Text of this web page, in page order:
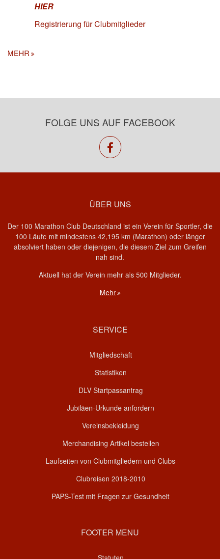
HIER
Registrierung für Clubmitglieder
MEHR
FOLGE UNS AUF FACEBOOK
facebook
ÜBER UNS
Der 100 Marathon Club Deutschland ist ein Verein für Sportler, die
100 Läufe mit mindestens 42,195 km (Marathon) oder länger
absolviert haben oder diejenigen, die diesem Ziel zum Greifen
nah sind.
Aktuell hat der Verein mehr als 500 Mitglieder.
Mehr
SERVICE
Mitgliedschaft
Statistiken
DLV Startpassantrag
Jubiläen-Urkunde anfordern
Vereinsbekleidung
Merchandising Artikel bestellen
Laufseiten von Clubmitgliedern und Clubs
Clubreisen 2018-2010
PAPS-Test mit Fragen zur Gesundheit
FOOTER MENU